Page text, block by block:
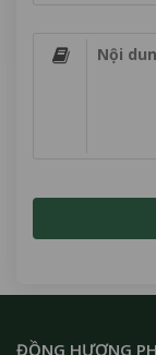
Nội
ĐỒNG HƯƠNG